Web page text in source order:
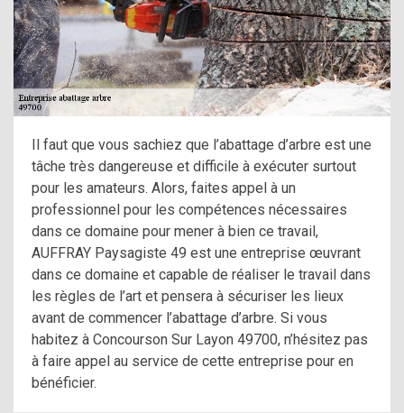
Il faut que vous sachiez que l’abattage d’arbre est une
tâche très dangereuse et difficile à exécuter surtout
pour les amateurs. Alors, faites appel à un
professionnel pour les compétences nécessaires
dans ce domaine pour mener à bien ce travail,
AUFFRAY Paysagiste 49 est une entreprise œuvrant
dans ce domaine et capable de réaliser le travail dans
les règles de l’art et pensera à sécuriser les lieux
avant de commencer l’abattage d’arbre. Si vous
habitez à Concourson Sur Layon 49700, n’hésitez pas
à faire appel au service de cette entreprise pour en
bénéficier.